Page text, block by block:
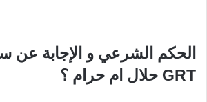
الحكم الشرعي و الإجابة عن
GRT حلال ام حرام ؟